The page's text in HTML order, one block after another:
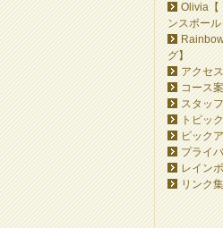
Olivia【
ンスボー
グ】
アクセ
コース
スタッ
トピッ
ピック
プライ
レイン
リンク集